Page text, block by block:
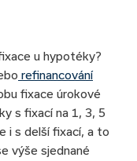
u hypotéky?
refinancování
fixace úrokové
s fixací na 1, 3, 5
i s delší fixací, a to
výše sjednané